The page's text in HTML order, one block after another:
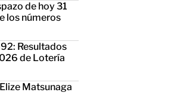
de hoy 31
los números
Resultados
de Lotería
Matsunaga